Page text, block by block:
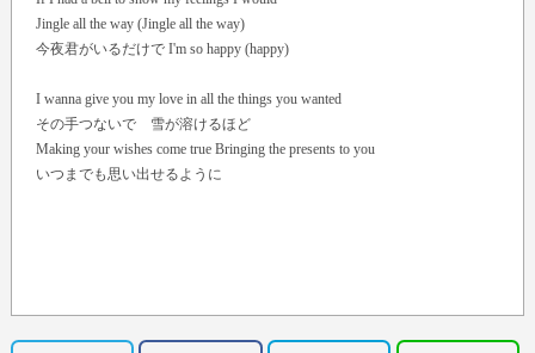
Jingle all the way (Jingle all the way)
今夜君がいるだけで I'm so happy (happy)
I wanna give you my love in all the things you wanted
その手つないで 雪が溶けるほど
Making your wishes come true Bringing the presents to you
いつまでも思い出せるように